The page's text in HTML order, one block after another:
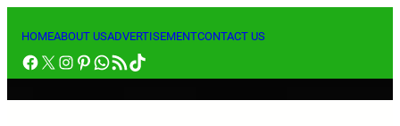
ス
キ
HOMEABOUT USADVERTISEMENTCONTACT US
Facebook
X Instagram
Pinterest
WhatsApp
RSS フィードTikTok